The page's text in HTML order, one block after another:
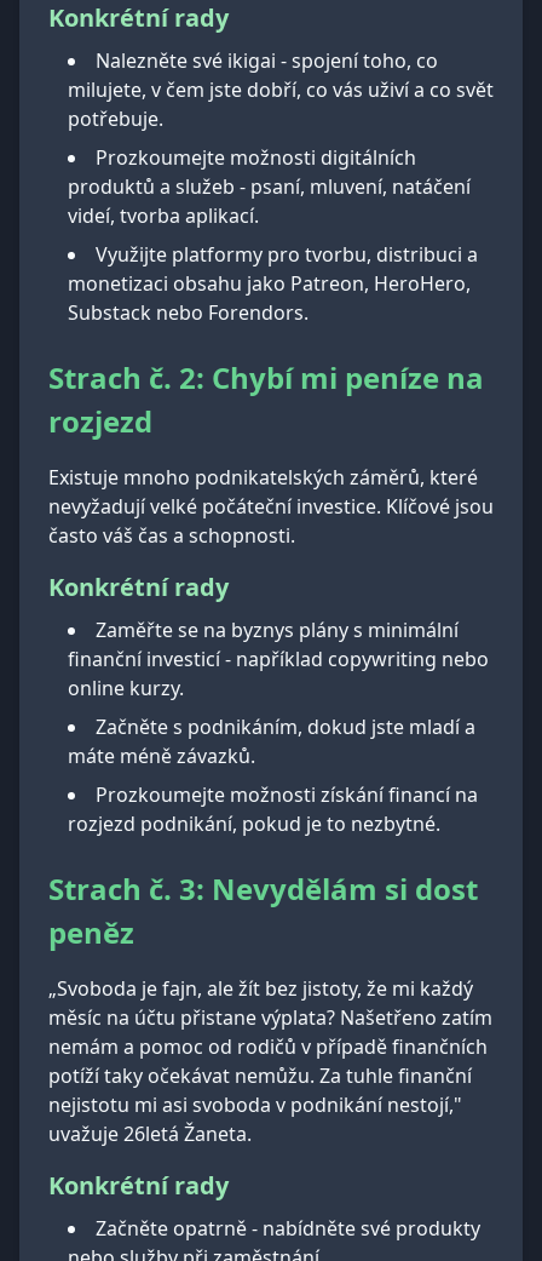
Konkrétní rady
Nalezněte své ikigai - spojení toho, co
milujete, v čem jste dobří, co vás uživí a co svět
potřebuje.
Prozkoumejte možnosti digitálních
produktů a služeb - psaní, mluvení, natáčení
videí, tvorba aplikací.
Využijte platformy pro tvorbu, distribuci a
monetizaci obsahu jako Patreon, HeroHero,
Substack nebo Forendors.
Strach č. 2: Chybí mi peníze na
rozjezd
Existuje mnoho podnikatelských záměrů, které
nevyžadují velké počáteční investice. Klíčové jsou
často váš čas a schopnosti.
Konkrétní rady
Zaměřte se na byznys plány s minimální
finanční investicí - například copywriting nebo
online kurzy.
Začněte s podnikáním, dokud jste mladí a
máte méně závazků.
Prozkoumejte možnosti získání financí na
rozjezd podnikání, pokud je to nezbytné.
Strach č. 3: Nevydělám si dost
peněz
„Svoboda je fajn, ale žít bez jistoty, že mi každý
měsíc na účtu přistane výplata? Našetřeno zatím
nemám a pomoc od rodičů v případě finančních
potíží taky očekávat nemůžu. Za tuhle finanční
nejistotu mi asi svoboda v podnikání nestojí,"
uvažuje 26letá Žaneta.
Konkrétní rady
Začněte opatrně - nabídněte své produkty